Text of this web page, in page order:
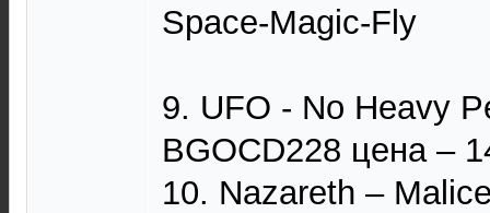
Space-Magic-Fly
9. UFO - No Heavy
BGOCD228 цена –
10. Nazareth –